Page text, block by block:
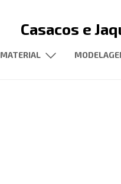
Casacos e
MATERIAL